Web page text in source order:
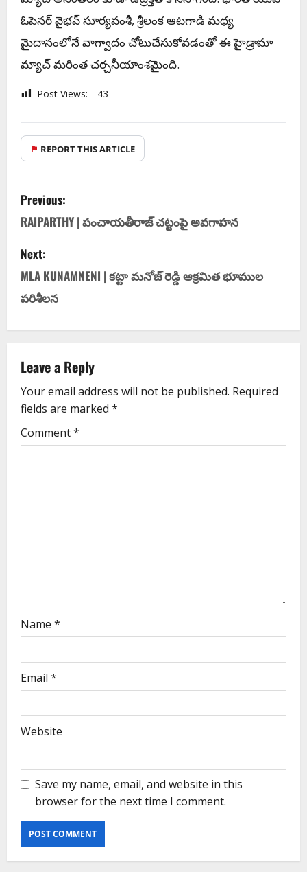
ఓపెనర్ వైభవ్ సూర్యవంశీ, శ్రీలంక ఆటగాడి మధ్య
మైదానంలోనే వాగ్వాదం చోటుచేసుకోవడంతో ఈ హైడ్రామా
మ్యాచ్ మరింత చర్చనీయాంశమైంది.
Post Views: 43
⚑ REPORT THIS ARTICLE
Previous:
RAIPARTHY | పంచాయతీరాజ్ చట్టంపై అవగాహన
Next:
MLA KUNAMNENI | క‌ట్టా మ‌నోజ్ రెడ్డి ఆక్ర‌మిత భూముల
ప‌రిశీల‌న
Leave a Reply
Your email address will not be published. Required
fields are marked *
Comment*
Name *
Email *
Website
Save my name, email, and website in this
browser for the next time I comment.